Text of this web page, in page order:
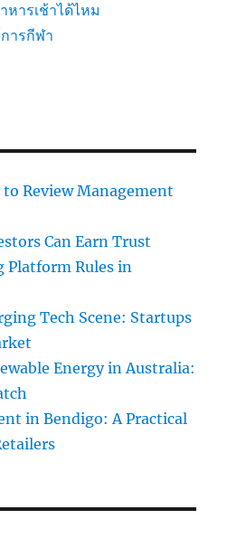
ารเช้าได้ไหม
ารกีฬา
Review Management
Can Earn Trust
Rules in
Tech Scene: Startups
Energy in Australia:
in Bendigo: A Practical